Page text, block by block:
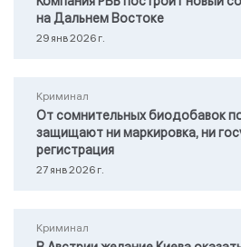
на Дальнем Востоке
29 янв 2026 г.
Криминал
От сомнительных биодобавок
защищают ни маркировка, ни
регистрация
27 янв 2026 г.
Криминал